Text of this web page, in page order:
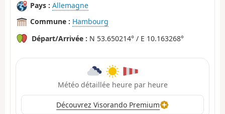
Pays : Allemagne
Commune : Hambourg
Départ/Arrivée : N 53.650214° / E 10.163268°
Météo détaillée heure par heure
Découvrez Visorando Premium